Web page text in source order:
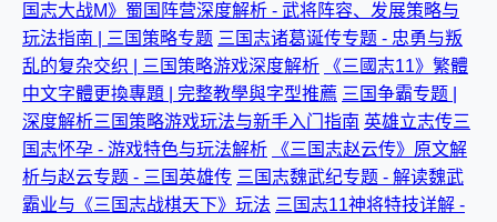
国志大战M》蜀国阵营深度解析 - 武将阵容、发展策略与
玩法指南 | 三国策略专题 三国志诸葛诞传专题 - 忠勇与叛
乱的复杂交织 | 三国策略游戏深度解析
《三國志11》繁體
中文字體更換專題 | 完整教學與字型推薦 三国争霸专题 |
深度解析三国策略游戏玩法与新手入门指南 英雄立志传三
国志怀孕 - 游戏特色与玩法解析
《三国志赵云传》原文解
析与赵云专题 - 三国英雄传 三国志魏武纪专题 - 解读魏武
霸业与《三国志战棋天下》玩法 三国志11神将特技详解 -